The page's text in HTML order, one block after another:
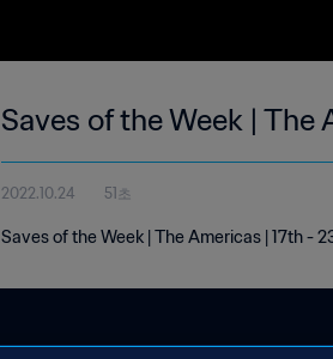
Saves of the Week | The
2022.10.24 51초
Saves of the Week | The Americas | 17th -